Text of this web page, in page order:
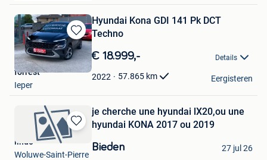
Bewaren
in
Mijn
Favorieten
Hyundai Kona GDI 141 Pk DCT
Techno
€ 18.999,- Details
2022 57.865 km
forrest
Ieper
Eergisteren
Bewaren
Mijn
je cherche une hyundai lX20,ou une
hyundai KONA 2017 ou 2019
Bieden
lindo
Woluwe-Saint-Pierre
27 jul 26